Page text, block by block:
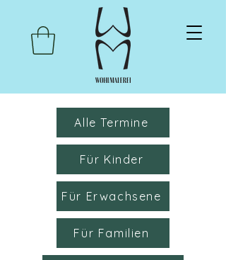
Alle Termine
Für Kinder
Für Erwachsene
Für Familien